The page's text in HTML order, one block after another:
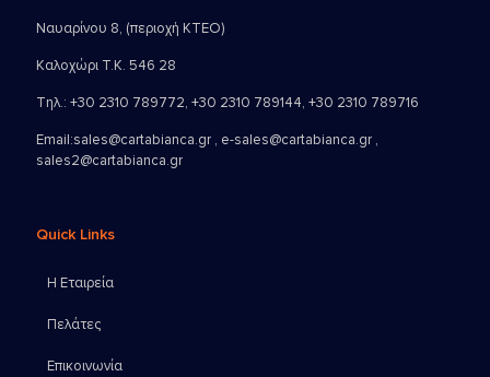
Ναυαρίνου 8, (περιοχή ΚΤΕΟ)
Καλοχώρι Τ.Κ. 546 28
Τηλ.: +30 2310 789772, +30 2310 789144, +30 2310 789716
Email:sales@cartabianca.gr , e-sales@cartabianca.gr ,
sales2@cartabianca.gr
Quick Links
Η Εταιρεία
Πελάτες
Επικοινωνία